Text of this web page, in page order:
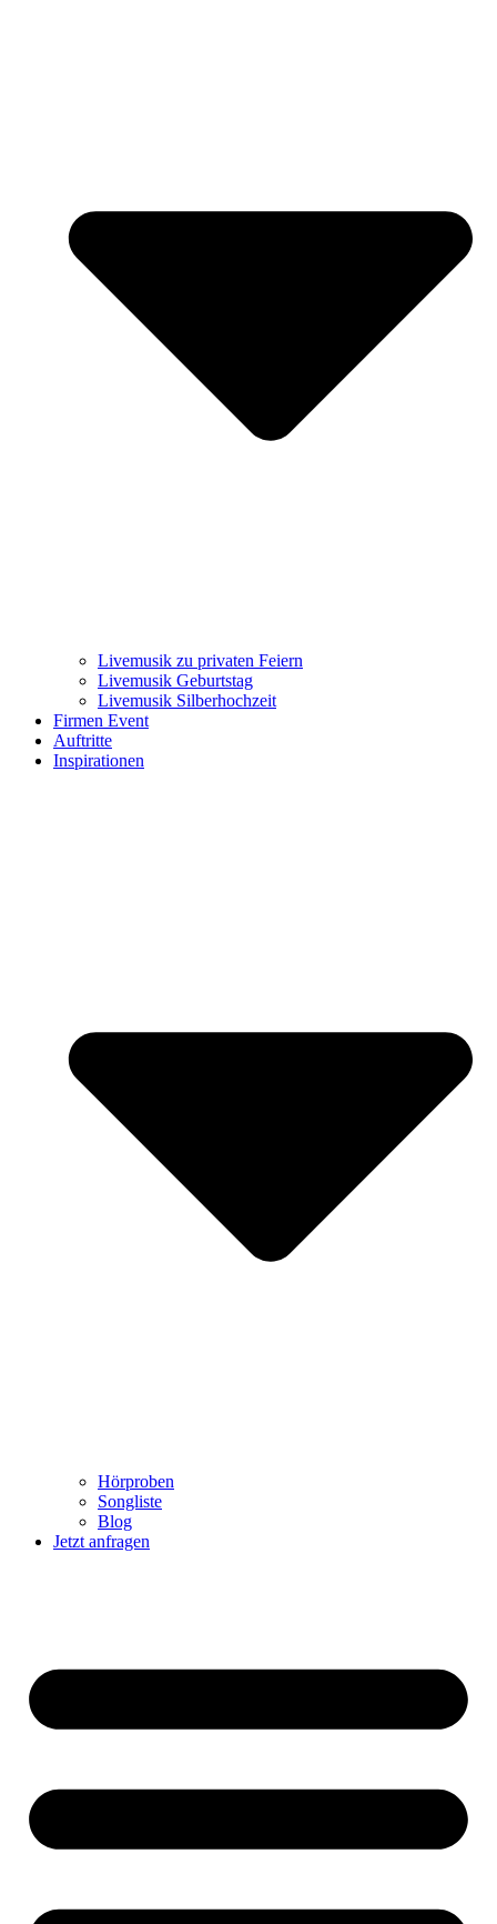
Livemusik zu privaten Feiern
Livemusik Geburtstag
Livemusik Silberhochzeit
Firmen Event
Auftritte
Inspirationen
Hörproben
Songliste
Blog
Jetzt anfragen